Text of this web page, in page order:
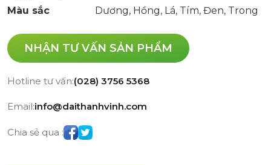
Màu sắc
Dương, Hồng, Lá, Tím, Đen, Trong
NHẬN TƯ VẤN SẢN PHẨM
Hotline tư vấn:(028) 3756 5368
Email:info@daithanhvinh.com
Chia sẻ qua :